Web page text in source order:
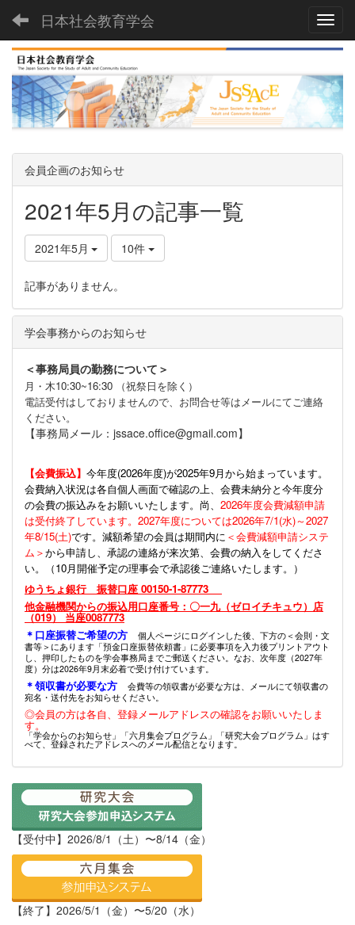
日本社会教育学会
会員企画のお知らせ
2021年5月の記事一覧
2021年5月 10件
記事がありません。
学会事務からのお知らせ
＜事務局員の勤務について＞
月・木10:30~16:30 （祝祭日を除く）
電話受付はしておりませんので、お問合せ等はメールにてご連絡
ください。
【事務局メール：jssace.office@gmail.com】
【会費振込】 今年度(2026年度)が2025年9月から始まっています。
会費納入状況は各自個人画面で確認の上、会費未納分と今年度分
の会費の振込みをお願いいたします。尚、 2026年度会費減額申請
は受付終了しています。2027年度については2026年7/1(水)～2027
年8/15(土)です。減額希望の会員は期間内に ＜会費減額申請システ
ム＞から申請し、承認の連絡が来次第、会費の納入をしてくださ
い。（10月開催予定の理事会で承認後ご連絡いたします。）
ゆうちょ銀行 振替口座 00150-1-87773
他金融機関からの振込用口座番号：〇一九（ゼロイチキュウ）店
（019） 当座0087773
＊口座振替ご希望の方
個人ページにログインした後、下方の＜会則・文
書等＞にあります「預金口座振替依頼書」に必要事項を入力後プリントアウト
し、押印したものを学会事務局までご郵送ください。なお、次年度（2027年
度）分は2026年9月末必着で受け付けています。
＊領収書が必要な方
会費等の領収書が必要な方は、メールにて領収書の
宛名・送付先をお知らせください。
◎会員の方は各自、登録メールアドレスの確認をお願いいたしま
す。
「学会からのお知らせ」「六月集会プログラム」「研究大会プログラム」はす
べて、登録されたアドレスへのメール配信となります。
【受付中】2026/8/1（土）〜8/14（金）
【終了】2026/5/1（金）〜5/20（水）